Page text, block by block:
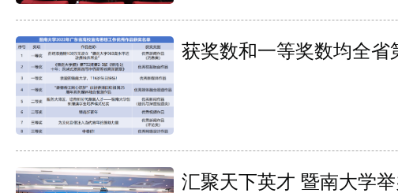
获奖数和一等奖数均全
汇聚天下英才 暨南大学